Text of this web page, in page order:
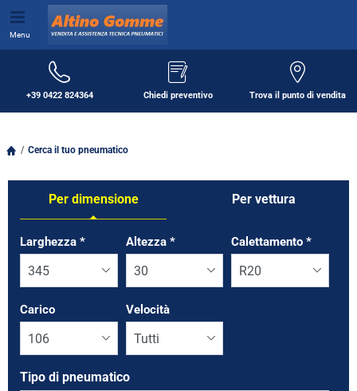
Menu
+39 0422 824364 Chiedi preventivo Trova il punto di vendita
Cerca il tuo pneumatico
Per dimensione Per vettura
Tab updated: Per dimensione
Larghezza * Altezza * Calettamento*
Carico Velocità
Tipo di pneumatico